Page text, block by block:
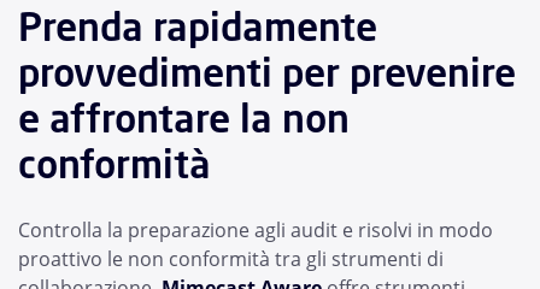
Prenda rapidamente
provvedimenti per prevenire
e affrontare la non
conformità
Controlla la preparazione agli audit e risolvi in modo
proattivo le non conformità tra gli strumenti di